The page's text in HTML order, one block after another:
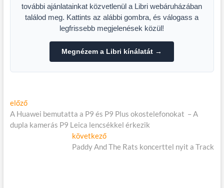
további ajánlatainkat közvetlenül a Libri webáruházában
találod meg. Kattints az alábbi gombra, és válogass a
legfrissebb megjelenések közül!
Megnézem a Libri kínálatát →
Bejegyzés
navigáció
előzőElőző
cikk:
A Huawei bemutatta a P9 és P9 Plus okostelefonokat – A
dupla kamerás P9 Leica lencsékkel érkezik
következőKövetkező
cikk:
Paddy And The Rats koncerttel nyit a Track